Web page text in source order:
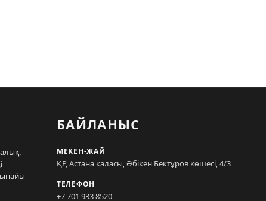
БАЙЛАНЫС
МЕКЕН-ЖАЙ
ҚР, Астана қаласы, Әбікен Бектұров көшесі, 4/3
ТЕЛЕФОН
+7 701 933 8520